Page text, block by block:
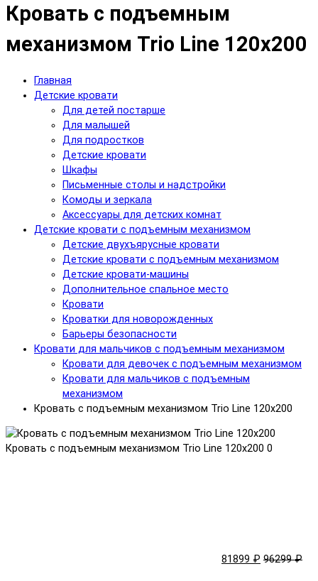
Кровать с подъемным
механизмом Trio Line 120x200
Главная
Детские кровати
Для детей постарше
Для малышей
Для подростков
Детские кровати
Шкафы
Письменные столы и надстройки
Комоды и зеркала
Аксессуары для детских комнат
Детские кровати с подъемным механизмом
Детские двухъярусные кровати
Детские кровати с подъемным механизмом
Детские кровати-машины
Дополнительное спальное место
Кровати
Кроватки для новорожденных
Барьеры безопасности
Кровати для мальчиков с подъемным механизмом
Кровати для девочек с подъемным механизмом
Кровати для мальчиков с подъемным
механизмом
Кровать с подъемным механизмом Trio Line 120x200
Кровать с подъемным механизмом Trio Line 120x200 0
81899 ₽ 96299 ₽